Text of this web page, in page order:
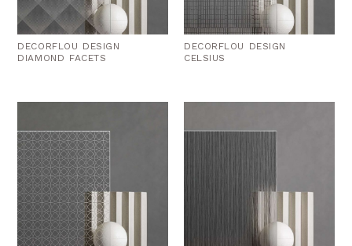
DECORFLOU DESIGN
DIAMOND FACETS
DECORFLOU DESIGN
CELSIUS